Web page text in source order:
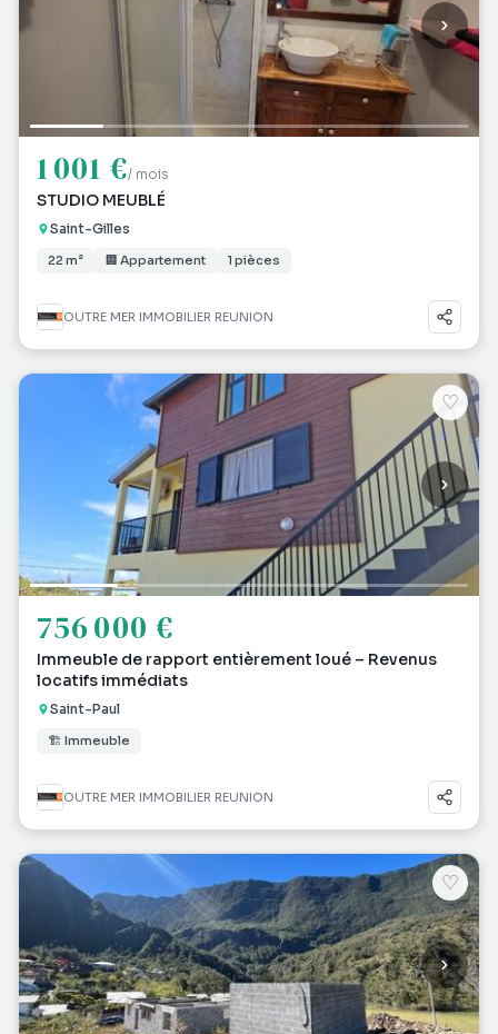
1 001 €/ mois
STUDIO MEUBLÉ
Saint-Gilles
22 m² 🏢 Appartement 1 pièces
OUTRE MER IMMOBILIER REUNION
♡
756 000 €
Immeuble de rapport entièrement loué – Revenus
locatifs immédiats
Saint-Paul
🏗 Immeuble
OUTRE MER IMMOBILIER REUNION
♡